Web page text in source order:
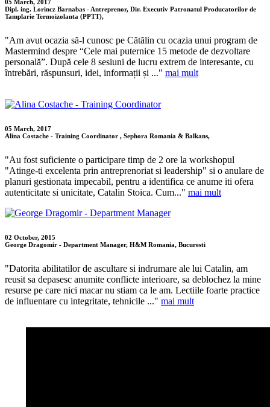
05 March, 2017
Dipl. ing. Lorincz Barnabas - Antreprenor, Dir. Executiv Patronatul Producatorilor de
Tamplarie Termoizolanta (PPTT),
"Am avut ocazia să-l cunosc pe Cătălin cu ocazia unui program de
Mastermind despre “Cele mai puternice 15 metode de dezvoltare
personală”. După cele 8 sesiuni de lucru extrem de interesante, cu
întrebări, răspunsuri, idei, informații și ..." mai mult
05 March, 2017
Alina Costache - Training Coordinator , Sephora Romania & Balkans,
"Au fost suficiente o participare timp de 2 ore la workshopul
"Atinge-ti excelenta prin antreprenoriat si leadership" si o anulare de
planuri gestionata impecabil, pentru a identifica ce anume iti ofera
autenticitate si unicitate, Catalin Stoica. Cum..." mai mult
02 October, 2015
George Dragomir - Department Manager, H&M Romania, Bucuresti
"Datorita abilitatilor de ascultare si indrumare ale lui Catalin, am
reusit sa depasesc anumite conflicte interioare, sa deblochez la mine
resurse pe care nici macar nu stiam ca le am. Lectiile foarte practice
de influentare cu integritate, tehnicile ..." mai mult